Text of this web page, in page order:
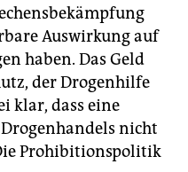
Auswirkung auf
haben. Das Geld
der Drogenhilfe
klar, dass eine
nicht
Prohibitionspolitik